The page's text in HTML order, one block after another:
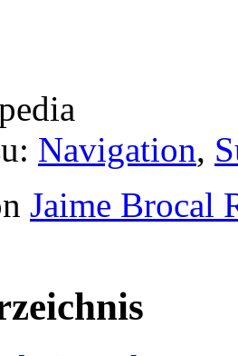
Navigation,
Jaime Brocal